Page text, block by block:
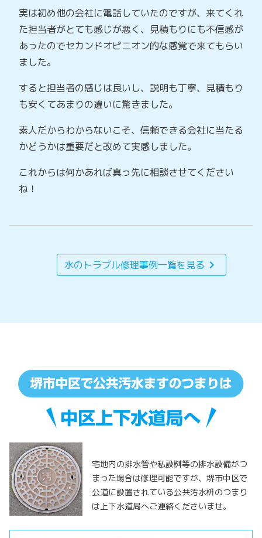
実は初め他の会社に電話していたのですが、来てくれ
た担当者がとても感じが悪く、見積もりにも不信感が
あったのでセカンドオピニオン的な感覚で来てもらい
ました。
すると担当者の感じは良いし、説明も丁寧、見積もり
も安くてあまりの違いに驚きました。
素人だからわからないこそ、信頼できる会社に当たる
かどうかは重要だと改めて実感しました。
これからは何かあれば真っ先に相談させてください
ね！
水のトラブル修理事例一覧を見る chevron_right
宅地内の排水管や私設桝等の排水設備がつ
まった場合は修理可能ですが、堺市中区で
公道に設置されている公共汚水枡のつまり
は上下水道局へご連絡くださいませ。